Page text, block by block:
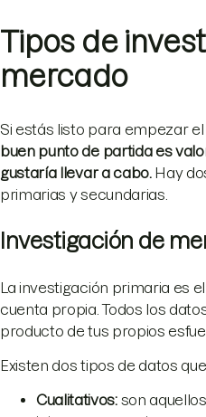
Tipos de
mercado
Si estás listo para empezar
buen punto de partida es
gustaría llevar a cabo.Hay
primarias y secundarias.
Investigación de
La investigación primaria es
cuenta propia. Todos los
producto de tus propios
Existen dos tipos de datos
Cualitativos:son